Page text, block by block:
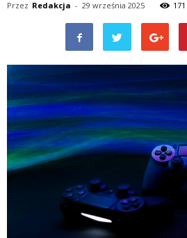
Przez Redakcja - 29 września 2025 171